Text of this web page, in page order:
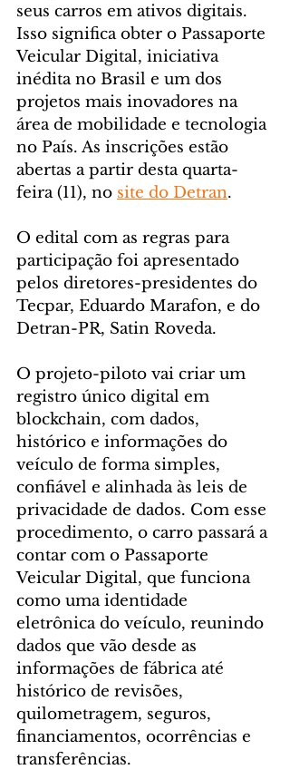
seus carros em ativos digitais.
Isso significa obter o Passaporte
Veicular Digital, iniciativa
inédita no Brasil e um dos
projetos mais inovadores na
área de mobilidade e tecnologia
no País. As inscrições estão
abertas a partir desta quarta-
feira (11), no site do Detran.
O edital com as regras para
participação foi apresentado
pelos diretores-presidentes do
Tecpar, Eduardo Marafon, e do
Detran-PR, Satin Roveda.
O projeto-piloto vai criar um
registro único digital em
blockchain, com dados,
histórico e informações do
veículo de forma simples,
confiável e alinhada às leis de
privacidade de dados. Com esse
procedimento, o carro passará a
contar com o Passaporte
Veicular Digital, que funciona
como uma identidade
eletrônica do veículo, reunindo
dados que vão desde as
informações de fábrica até
histórico de revisões,
quilometragem, seguros,
financiamentos, ocorrências e
transferências.